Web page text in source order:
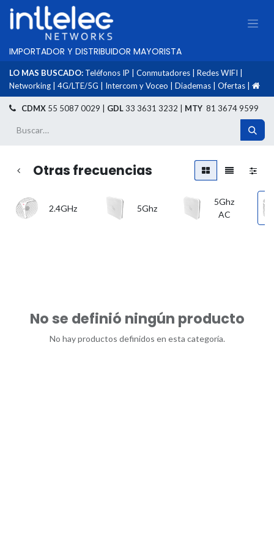
IMPORTADOR Y DISTRIBUIDOR MAYORISTA
LO MAS BUSCADO: Teléfonos IP Conmutadores Redes WIFI
Networking
4G/LTE/5G Intercom y Voceo Diademas Ofertas
CDMX 55 5087 0029 | GDL33 3631 3232 | MTY 81 3674 9599
Otras frecuencias
2.4GHz 5Ghz
5Ghz
AC
No se definió ningún producto
No hay productos definidos en esta categoría.